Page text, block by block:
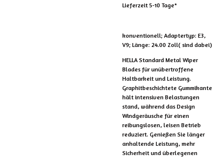
Lieferzeit 5-10 Tage*
konventionell; Adaptertyp: E3,
V9; Länge: 24.00 Zoll( sind dabei)
HELLA Standard Metal Wiper
Blades für unübertroffene
Haltbarkeit und Leistung.
Graphitbeschichtete Gummikante
hält intensiven Belastungen
stand, während das Design
Windgeräusche für einen
reibungslosen, leisen Betrieb
reduziert. Genießen Sie länger
anhaltende Leistung, mehr
Sicherheit und überlegenen